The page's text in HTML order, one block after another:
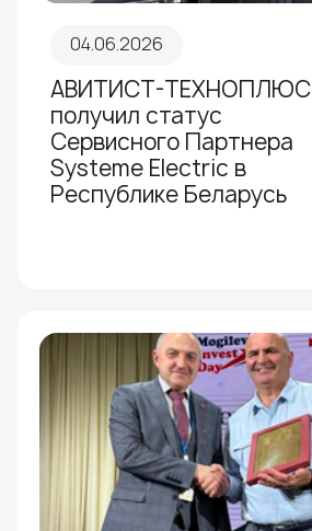
04.06.2026
АВИТИСТ-ТЕХНОПЛЮС
получил статус
Сервисного Партнера
Systeme Electric в
Республике Беларусь